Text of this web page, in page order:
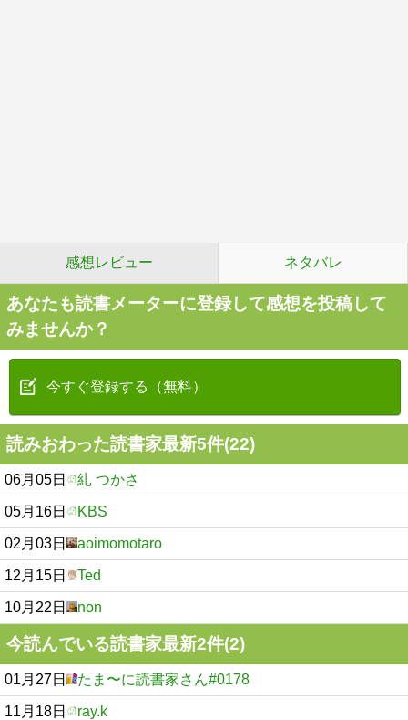
感想レビュー ネタバレ
あなたも読書メーターに登録して感想を投稿して
みませんか？
今すぐ登録する（無料）
読みおわった読書家最新5件(22)
06月05日 糺 つかさ
05月16日 KBS
02月03日 aoimomotaro
12月15日 Ted
10月22日 non
今読んでいる読書家最新2件(2)
01月27日 たま〜に読書家さん#0178
11月18日 ray.k